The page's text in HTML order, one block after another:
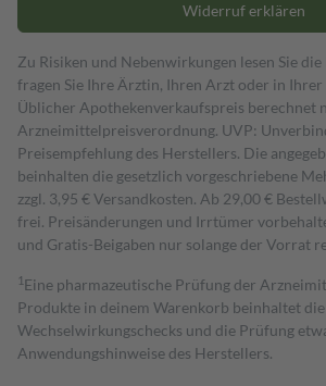
Widerruf erklären
Zu Risiken und Nebenwirkungen lesen Sie
fragen Sie Ihre Ärztin, Ihren Arzt oder in Ihrer
Üblicher Apothekenverkaufspreis berechnet
Arzneimittelpreisverordnung. UVP:
Preisempfehlung des Herstellers. Die
beinhalten die gesetzlich vorgeschriebene
zzgl. 3,95 € Versandkosten. Ab 29,00 €
frei. Preisänderungen und Irrtümer
und Gratis-Beigaben nur solange der Vorrat
1 Eine pharmazeutische Prüfung der
Produkte in deinem Warenkorb beinhaltet
Wechselwirkungschecks und die Prüfung
Anwendungshinweise des Herstellers.